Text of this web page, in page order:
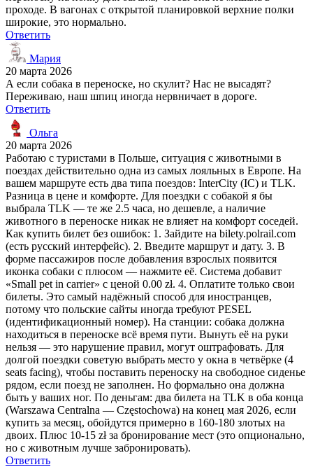
проходе. В вагонах с открытой планировкой верхние полки
широкие, это нормально.
Ответить
Мария
20 марта 2026
А если собака в переноске, но скулит? Нас не высадят?
Переживаю, наш шпиц иногда нервничает в дороге.
Ответить
Ольга
20 марта 2026
Работаю с туристами в Польше, ситуация с животными в
поездах действительно одна из самых лояльных в Европе. На
вашем маршруте есть два типа поездов: InterCity (IC) и TLK.
Разница в цене и комфорте. Для поездки с собакой я бы
выбрала TLK — те же 2.5 часа, но дешевле, а наличие
животного в переноске никак не влияет на комфорт соседей.
Как купить билет без ошибок: 1. Зайдите на bilety.polrail.com
(есть русский интерфейс). 2. Введите маршрут и дату. 3. В
форме пассажиров после добавления взрослых появится
иконка собаки с плюсом — нажмите её. Система добавит
«Small pet in carrier» с ценой 0.00 zł. 4. Оплатите только свои
билеты. Это самый надёжный способ для иностранцев,
потому что польские сайты иногда требуют PESEL
(идентификационный номер). На станции: собака должна
находиться в переноске всё время пути. Вынуть её на руки
нельзя — это нарушение правил, могут оштрафовать. Для
долгой поездки советую выбрать место у окна в четвёрке (4
seats facing), чтобы поставить переноску на свободное сиденье
рядом, если поезд не заполнен. Но формально она должна
быть у ваших ног. По деньгам: два билета на TLK в оба конца
(Warszawa Centralna — Częstochowa) на конец мая 2026, если
купить за месяц, обойдутся примерно в 160-180 злотых на
двоих. Плюс 10-15 zł за бронирование мест (это опционально,
но с животным лучше забронировать).
Ответить